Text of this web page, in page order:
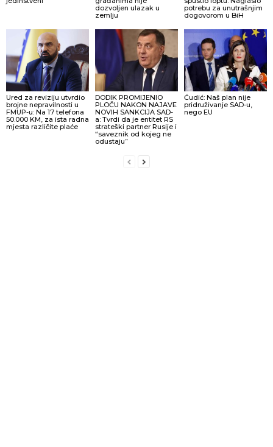
dozvoljen ulazak u
zemlju
potrebu za unutrašnjim
dogovorom u BiH
Ured za reviziju utvrdio
brojne nepravilnosti u
FMUP-u: Na 17 telefona
50.000 KM, za ista radna
mjesta različite plaće
DODIK PROMIJENIO
PLOČU NAKON NAJAVE
NOVIH SANKCIJA SAD-
a: Tvrdi da je entitet RS
strateški partner Rusije i
“saveznik od kojeg ne
odustaju”
Ćudić: Naš plan nije
pridruživanje SAD-u,
nego EU